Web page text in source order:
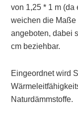
von 1,25 * 1 m (da
weichen die
angeboten, dabei
cm beziehbar.
Eingeordnet wird
Naturdämmstoffe.